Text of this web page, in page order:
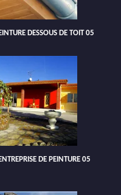
DESSOUS DE TOIT 05
ENTREPRISE DE PEINTURE 05